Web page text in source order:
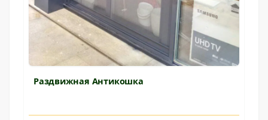
Раздвижная Антикошка